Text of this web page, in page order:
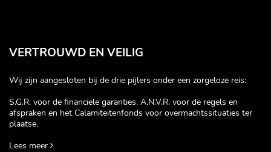
VERTROUWD EN VEILIG
Wij zijn aangesloten bij de drie pijlers onder een zorgeloze reis:
S.G.R. voor de financiële garanties, A.N.V.R. voor de regels en
afspraken en het Calamiteitenfonds voor overmachtssituaties ter
plaatse.
Lees meer